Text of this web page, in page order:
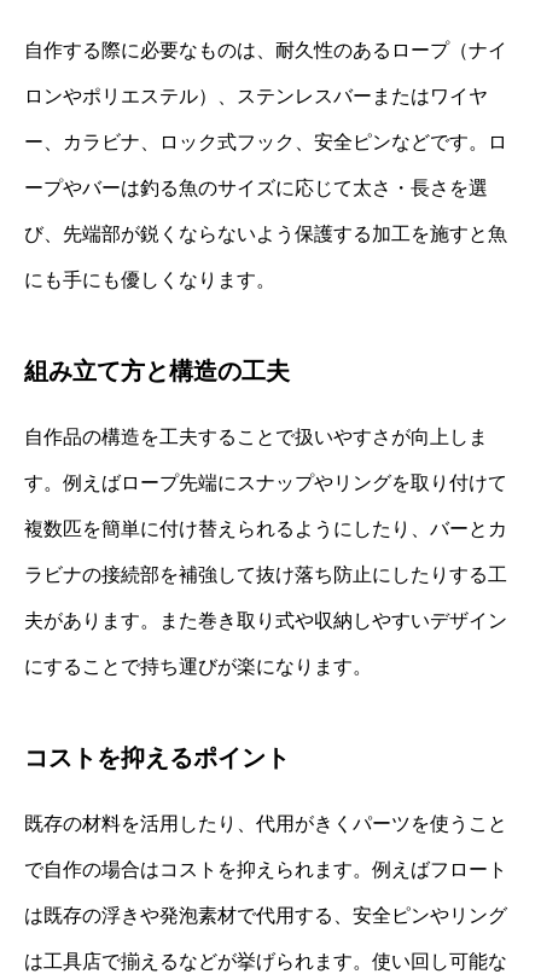
自作する際に必要なものは、耐久性のあるロープ（ナイ
ロンやポリエステル）、ステンレスバーまたはワイヤ
ー、カラビナ、ロック式フック、安全ピンなどです。ロ
ープやバーは釣る魚のサイズに応じて太さ・長さを選
び、先端部が鋭くならないよう保護する加工を施すと魚
にも手にも優しくなります。
組み立て方と構造の工夫
自作品の構造を工夫することで扱いやすさが向上しま
す。例えばロープ先端にスナップやリングを取り付けて
複数匹を簡単に付け替えられるようにしたり、バーとカ
ラビナの接続部を補強して抜け落ち防止にしたりする工
夫があります。また巻き取り式や収納しやすいデザイン
にすることで持ち運びが楽になります。
コストを抑えるポイント
既存の材料を活用したり、代用がきくパーツを使うこと
で自作の場合はコストを抑えられます。例えばフロート
は既存の浮きや発泡素材で代用する、安全ピンやリング
は工具店で揃えるなどが挙げられます。使い回し可能な